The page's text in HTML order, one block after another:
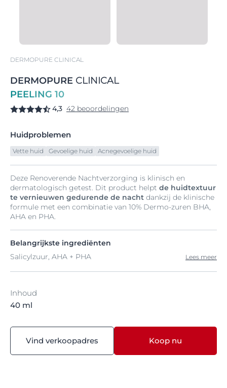
DERMOPURE CLINICAL
DERMOPURE CLINICAL
PEELING 10
4,3 42 beoordelingen
Huidproblemen
Vette huid Gevoelige huid Acnegevoelige huid
Deze Renoverende Nachtverzorging is klinisch en
dermatologisch getest. Dit product helpt de huidtextuur
te vernieuwen gedurende de nacht dankzij de klinische
formule met een combinatie van 10% Dermo-zuren BHA,
AHA en PHA.
Belangrijkste ingrediënten
Salicylzuur, AHA + PHA
Lees meer
Inhoud
40 ml
Vind verkoopadres Koop nu